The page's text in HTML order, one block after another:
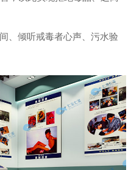
、倾听戒毒者心声、污水验